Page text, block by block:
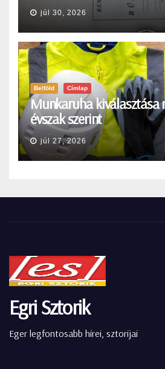
júl 30, 2026
Belföld Címlap
Munkaruha kiválasztása
évszak szerint
júl 27, 2026
Egri Sztorik
Eger legfontosabb hírei, sztorijai